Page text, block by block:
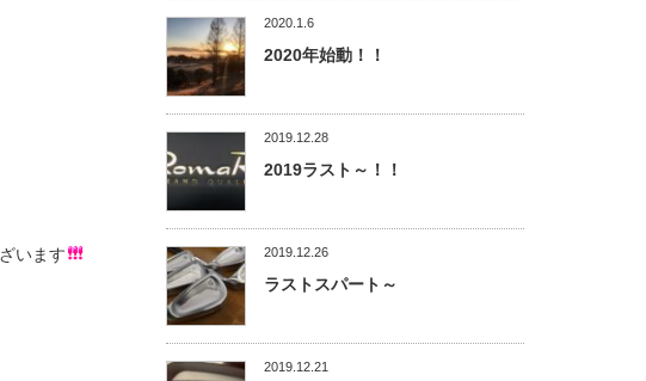
います
2020.1.6
2020年始動！！
2019.12.28
2019ラスト～！！
2019.12.26
ラストスパート～
2019.12.21